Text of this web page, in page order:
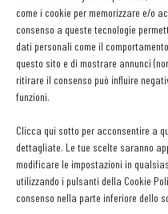
come i cookie per memorizzare e/o
consenso a queste tecnologie
dati personali come il
questo sito e di mostrare annunci
ritirare il consenso può influire
funzioni.
Clicca qui sotto per acconsentire a
dettagliate. Le tue scelte saranno
modificare le impostazioni in
utilizzando i pulsanti della Cookie
consenso nella parte inferiore dello
L’acqua naturale resta di
62,9% dei volumi, più del
mentre le tipologie
punti percentuali:
ha però mostrato una
sottocanali del fuori casa, a